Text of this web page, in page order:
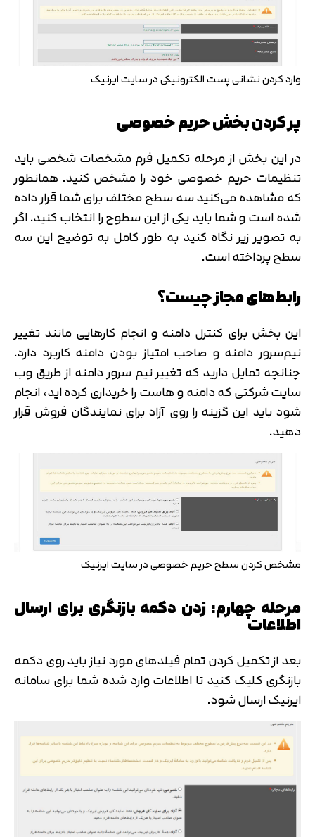
وارد کردن نشانی پست الکترونیکی در سایت ایرنیک
پر کردن بخش حریم خصوصی
در این بخش از مرحله تکمیل فرم مشخصات شخصی باید
تنظیمات حریم خصوصی خود را مشخص کنید. همانطور
که مشاهده می‌کنید سه سطح مختلف برای شما قرار داده
شده است و شما باید یکی از این سطوح را انتخاب کنید. اگر
به تصویر زیر نگاه کنید به طور کامل به توضیح این سه
سطح پرداخته است.
رابط‌های مجاز چیست؟
این بخش برای کنترل دامنه و انجام کارهایی مانند تغییر
نیم‌سرور دامنه و صاحب امتیاز بودن دامنه کاربرد دارد.
چنانچه تمایل دارید که تغییر نیم سرور دامنه از طریق وب
سایت شرکتی که دامنه و هاست را خریداری کرده اید، انجام
شود باید این گزینه را روی آزاد برای نمایندگان فروش قرار
دهید.
مشخص کردن سطح حریم خصوصی در سایت ایرنیک
مرحله چهارم: زدن دکمه بازنگری برای ارسال
اطلاعات
بعد از تکمیل کردن تمام فیلدهای مورد نیاز باید روی دکمه
بازنگری کلیک کنید تا اطلاعات وارد شده شما برای سامانه
ایرنیک ارسال شود.
اصلاح شماره
تایید کد
دریافت مجدد کد: 00:59
متوجه شدم